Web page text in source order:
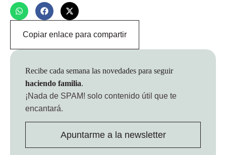
Copiar enlace para compartir
Recibe cada semana las novedades para seguir
haciendo familia.
¡Nada de SPAM! solo contenido útil que te
encantará.
Apuntarme a la newsletter